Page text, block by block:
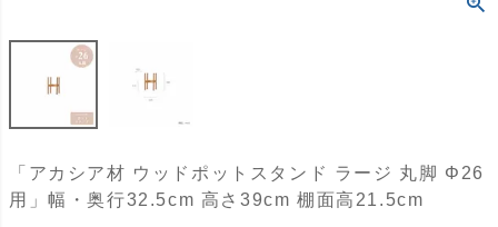
「アカシア材 ウッドポットスタンド ラージ 丸脚 Φ26
用」幅・奥行32.5cm 高さ39cm 棚面高21.5cm